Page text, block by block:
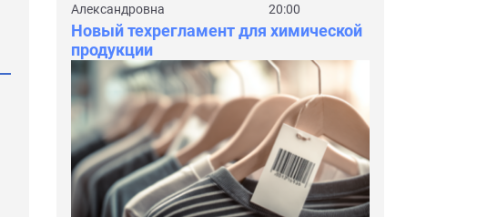
Александровна
20:00
Новый техрегламент для химической
продукции